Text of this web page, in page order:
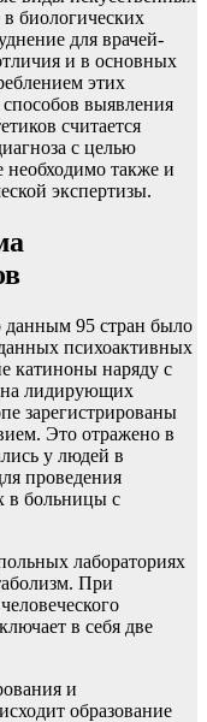
биологических
для врачей-
и в основных
этих
выявления
считается
с целью
также и
экспертизы.
данным 95 стран было
психоактивных
катиноны наряду с
на лидирующих
зарегистрированы
Это отражено в
у людей в
проведения
в больницы с
лабораториях
При
в себя две
и
образование